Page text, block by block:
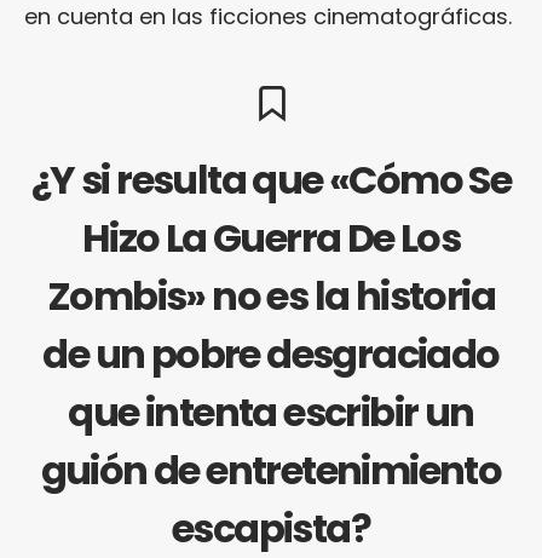
en cuenta en las ficciones cinematográficas.
¿Y si resulta que «Cómo Se
Hizo La Guerra De Los
Zombis» no es la historia
de un pobre desgraciado
que intenta escribir un
guión de entretenimiento
escapista?